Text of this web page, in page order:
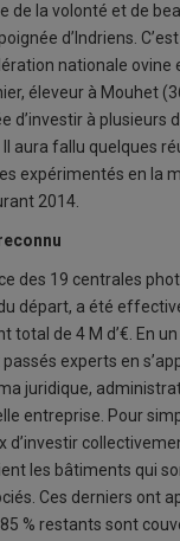
de la volonté et de
d’Indriens.
nationale ovine
éleveur à Mouhet
d’investir à plusieurs
aura fallu quelques
expérimentés en la
2014.
des 19 centrales
départ, a été
total de 4 M d’€. En
experts en
juridique,
entreprise. Pour
d’investir
les bâtiments qui
Ces derniers ont
% restants sont